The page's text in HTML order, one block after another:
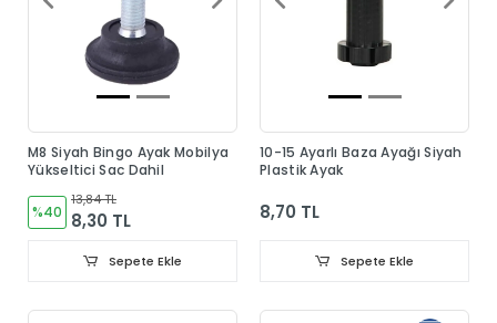
M8 Siyah Bingo Ayak Mobilya
Yükseltici Sac Dahil
%40
13,84 TL
8,30 TL
Sepete Ekle
10-15 Ayarlı Baza Ayağı Siyah
Plastik Ayak
8,70 TL
Sepete Ekle